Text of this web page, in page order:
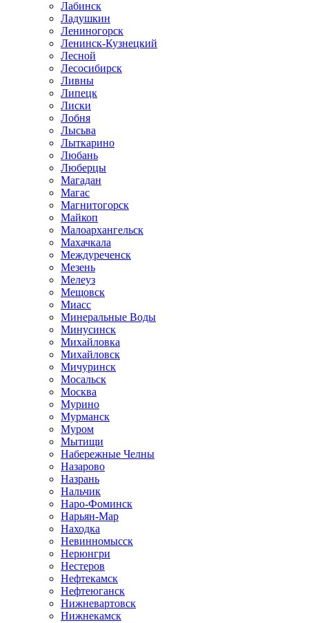
Лабинск
Ладушкин
Лениногорск
Ленинск-Кузнецкий
Лесной
Лесосибирск
Ливны
Липецк
Лиски
Лобня
Лысьва
Лыткарино
Любань
Люберцы
Магадан
Магас
Магнитогорск
Майкоп
Малоархангельск
Махачкала
Междуреченск
Мезень
Мелеуз
Мещовск
Миасс
Минеральные Воды
Минусинск
Михайловка
Михайловск
Мичуринск
Мосальск
Москва
Мурино
Мурманск
Муром
Мытищи
Набережные Челны
Назарово
Назрань
Нальчик
Наро-Фоминск
Нарьян-Мар
Находка
Невинномысск
Нерюнгри
Нестеров
Нефтекамск
Нефтеюганск
Нижневартовск
Нижнекамск